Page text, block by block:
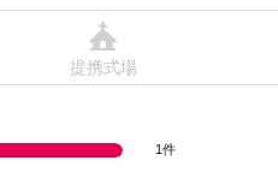
提携式場
1件